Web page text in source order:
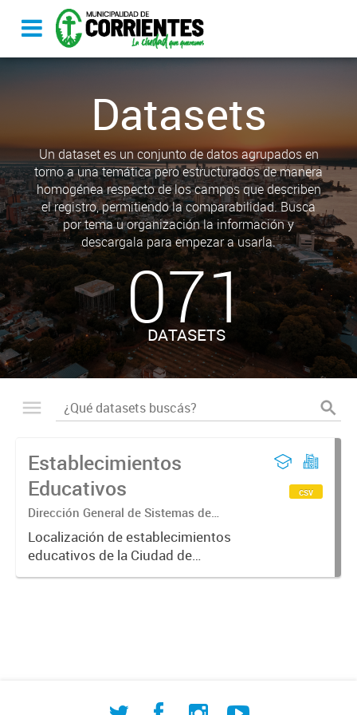
Datasets
Un dataset es un conjunto de datos agrupados en
torno a una temática pero estructurados de manera
homogénea respecto de los campos que describen
el registro, permitiendo la comparabilidad. Busca
por tema u organización la información y
descargala para empezar a usarla.
071
DATASETS
Establecimientos
Educativos
Dirección General de Sistemas de
Información Geográfica
Localización de establecimientos
educativos de la Ciudad de
Corrientes
csv